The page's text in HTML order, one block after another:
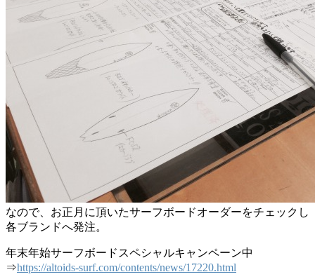
なので、お正月に頂いたサーフボードオーダーをチェックし
各ブランドへ発注。
年末年始サーフボードスペシャルキャンペーン中
⇒https://altoids-surf.com/contents/news/17220.html